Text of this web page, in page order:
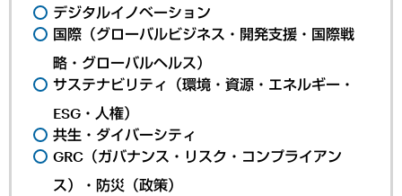
デジタルイノベーション
国際（グローバルビジネス・開発支援・国際戦
略・グローバルヘルス）
サステナビリティ（環境・資源・エネルギー・
ESG・人権）
共生・ダイバーシティ
GRC（ガバナンス・リスク・コンプライアン
ス）・防災（政策）